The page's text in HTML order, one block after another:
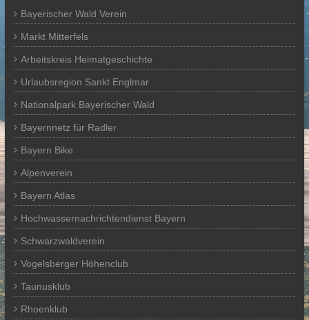
Bayerischer Wald Verein
Markt Mitterfels
Arbeitskreis Heimatgeschichte
Urlaubsregion Sankt Englmar
Nationalpark Bayerischer Wald
Bayernnetz für Radler
Bayern Bike
Alpenverein
Bayern Atlas
Hochwassernachrichtendienst Bayern
Schwarzwaldverein
Vogelsberger Höhenclub
Taunusklub
Rhoenklub